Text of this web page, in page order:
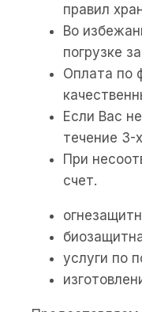
правил
Во
погрузке
Оплата по
Если Вас
течение 3-
При
счет.
услуги по